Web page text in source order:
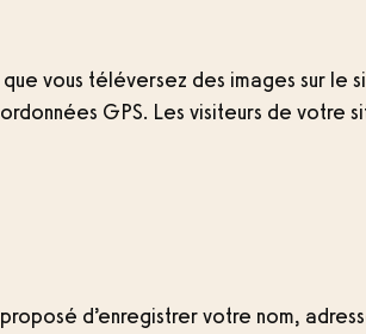
vous téléversez des images sur le
GPS. Les visiteurs de
d’enregistrer votre nom,